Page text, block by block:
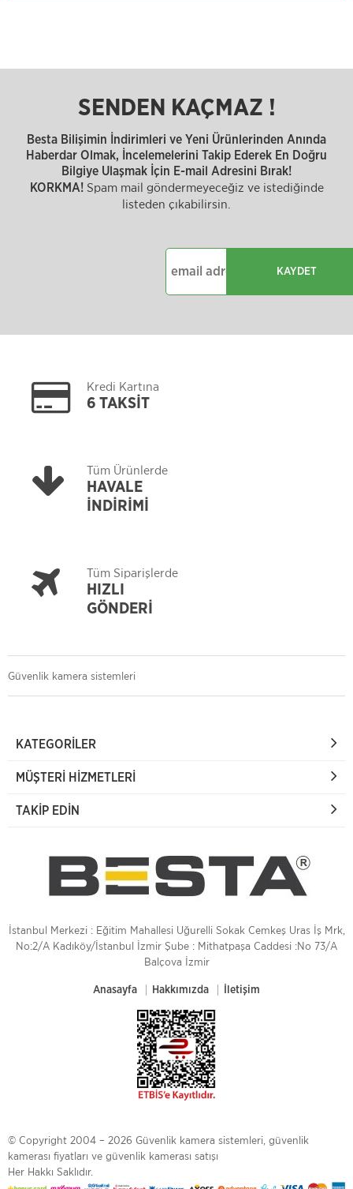
SENDEN KAÇMAZ !
Besta Bilişimin İndirimleri ve Yeni Ürünlerinden Anında
Haberdar Olmak, İncelemelerini Takip Ederek En Doğru
Bilgiye Ulaşmak İçin E-mail Adresini Bırak!
KORKMA! Spam mail göndermeyeceğiz ve istediğinde
listeden çıkabilirsin.
KAYDET
Kredi Kartına
6 TAKSİT
Tüm Ürünlerde
HAVALE
İNDİRİMİ
Tüm Siparişlerde
HIZLI
GÖNDERİ
Güvenlik kamera sistemleri
KATEGORILER
MÜŞTERI HIZMETLERI
TAKIP EDIN
İstanbul Merkezi : Eğitim Mahallesi Uğurelli Sokak Cemkeş Uras İş Mrk,
No:2/A Kadıköy/İstanbul İzmir Şube : Mithatpaşa Caddesi :No 73/A
Balçova İzmir
Anasayfa Hakkımızda İletişim
© Copyright 2004 – 2026 Güvenlik kamera sistemleri, güvenlik
kamerası fiyatları ve güvenlik kamerası satışı
Her Hakkı Saklıdır.